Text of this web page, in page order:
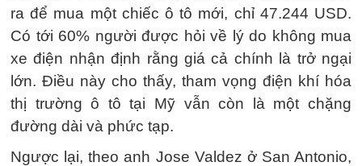
ra để mua một chiếc ô tô mới, chỉ 47.244 USD.
Có tới 60% người được hỏi về lý do không mua
xe điện nhận định rằng giá cả chính là trở ngại
lớn. Điều này cho thấy, tham vọng điện khí hóa
thị trường ô tô tại Mỹ vẫn còn là một chặng
đường dài và phức tạp.
Ngược lại, theo anh Jose Valdez ở San Antonio,